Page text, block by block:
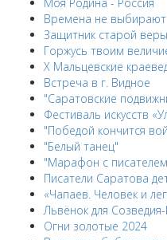
Времена не выбирают
Защитник старой веры
Горжусь твоим
X Мальцевские
Встреча в г. Видное
"Саратовские
Фестиваль искусств
"Победой кончится
"Белый танец"
"Марафон с
Писатели Саратова
«Чапаев. Человек и
Львёнок для
Огни золотые 2024